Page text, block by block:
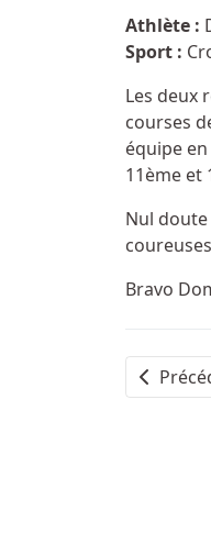
Détails
Athlète :
Sport :
Les deux
courses
équipe
11ème et
Nul
Bravo
Article